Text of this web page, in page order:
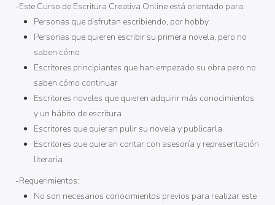
-Este Curso de Escritura Creativa Online está orientado para:
Personas que disfrutan escribiendo, por hobby
Personas que quieren escribir su primera novela, pero no
saben cómo
Escritores principiantes que han empezado su obra pero no
saben cómo continuar
Escritores noveles que quieren adquirir más conocimientos
y un hábito de escritura
Escritores que quieran pulir su novela y publicarla
Escritores que quieran contar con asesoría y representación
literaria
-Requerimientos:
No son necesarios conocimientos previos para realizar este